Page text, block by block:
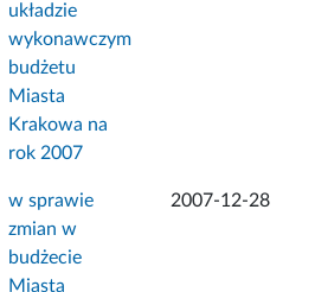
układzie
wykonawczym
budżetu
Miasta
Krakowa na
rok 2007
w sprawie
zmian w
budżecie
Miasta
2007-12-28